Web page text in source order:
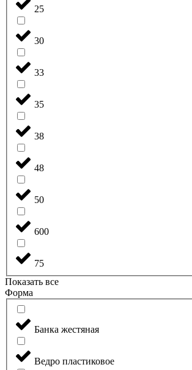
25
30
33
35
38
48
50
600
75
Показать все
Форма
Банка жестяная
Ведро пластиковое